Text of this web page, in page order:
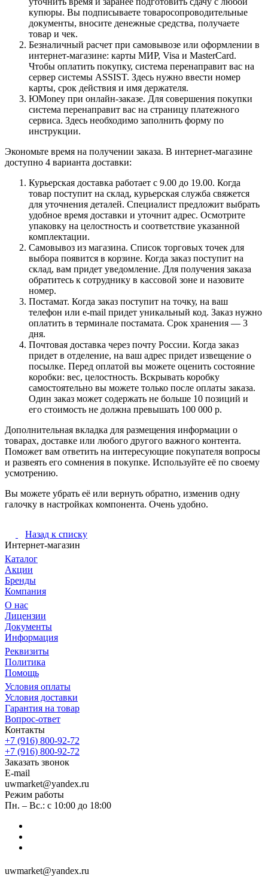
купюры. Вы подписываете товаросопроводительные
документы, вносите денежные средства, получаете
товар и чек.
Безналичный расчет при самовывозе или оформлении в
интернет-магазине: карты МИР, Visa и MasterCard.
Чтобы оплатить покупку, система перенаправит вас на
сервер системы ASSIST. Здесь нужно ввести номер
карты, срок действия и имя держателя.
ЮMoney при онлайн-заказе. Для совершения покупки
система перенаправит вас на страницу платежного
сервиса. Здесь необходимо заполнить форму по
инструкции.
Экономьте время на получении заказа. В интернет-магазине
доступно 4 варианта доставки:
Курьерская доставка работает с 9.00 до 19.00. Когда
товар поступит на склад, курьерская служба свяжется
для уточнения деталей. Специалист предложит выбрать
удобное время доставки и уточнит адрес. Осмотрите
упаковку на целостность и соответствие указанной
комплектации.
Самовывоз из магазина. Список торговых точек для
выбора появится в корзине. Когда заказ поступит на
склад, вам придет уведомление. Для получения заказа
обратитесь к сотруднику в кассовой зоне и назовите
номер.
Постамат. Когда заказ поступит на точку, на ваш
телефон или e-mail придет уникальный код. Заказ нужно
оплатить в терминале постамата. Срок хранения — 3
дня.
Почтовая доставка через почту России. Когда заказ
придет в отделение, на ваш адрес придет извещение о
посылке. Перед оплатой вы можете оценить состояние
коробки: вес, целостность. Вскрывать коробку
самостоятельно вы можете только после оплаты заказа.
Один заказ может содержать не больше 10 позиций и
его стоимость не должна превышать 100 000 р.
Дополнительная вкладка для размещения информации о
товарах, доставке или любого другого важного контента.
Поможет вам ответить на интересующие покупателя вопросы
и развеять его сомнения в покупке. Используйте её по своему
усмотрению.
Вы можете убрать её или вернуть обратно, изменив одну
галочку в настройках компонента. Очень удобно.
Назад к списку
Интернет-магазин
Каталог
Акции
Бренды
Компания
О нас
Лицензии
Документы
Информация
Реквизиты
Политика
Помощь
Условия оплаты
Условия доставки
Гарантия на товар
Вопрос-ответ
Контакты
+7 (916) 800-92-72
+7 (916) 800-92-72
Заказать звонок
E-mail
uwmarket@yandex.ru
Режим работы
Пн. – Вс.: с 10:00 до 18:00
uwmarket@yandex.ru